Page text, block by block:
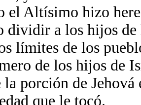
el Altísimo hizo
dividir a los hijos
límites de los
de los hijos de
la porción de
que le tocó.